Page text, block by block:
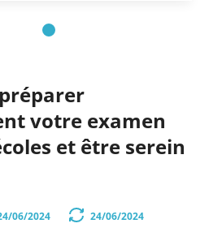
votre examen
et être serein
06/2024 24/06/2024